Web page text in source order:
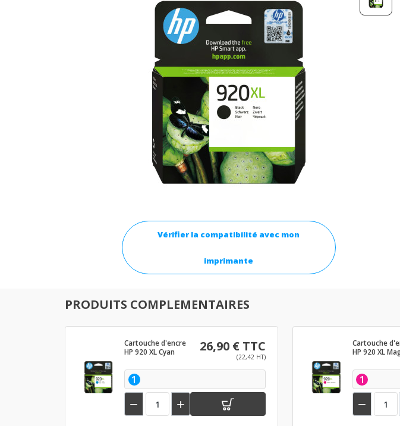
Vérifier la compatibilité avec mon
imprimante
PRODUITS COMPLEMENTAIRES
Cartouche d'encre
HP 920 XL Cyan
26,90 € TTC
(22,42 HT)
1
 
Cartouche
HP 920 XL
1
